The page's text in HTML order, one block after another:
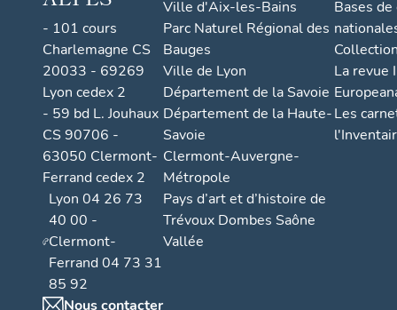
- 101 cours
Charlemagne CS
20033 - 69269
Lyon cedex 2
- 59 bd L. Jouhaux
CS 90706 -
63050 Clermont-
Ferrand cedex 2
Lyon 04 26 73
40 00 -
Clermont-
Ferrand 04 73 31
85 92
Nous contacter
Ville d'Aix-les-Bains
Parc Naturel Régional des
Bauges
Ville de Lyon
Département de la Savoie
Département de la Haute-
Savoie
Clermont-Auvergne-
Métropole
Pays d’art et d’histoire de
Trévoux Dombes Saône
Vallée
Bases
La revue
Les